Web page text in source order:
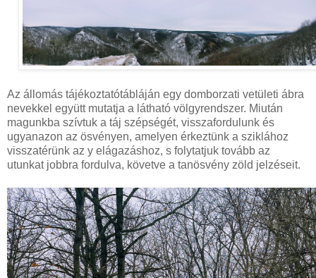
Az állomás tájékoztatótábláján egy domborzati vetületi ábra
nevekkel együtt mutatja a látható völgyrendszer. Miután
magunkba szívtuk a táj szépségét, visszafordulunk és
ugyanazon az ösvényen, amelyen érkeztünk a sziklához
visszatérünk az y elágazáshoz, s folytatjuk tovább az
utunkat jobbra fordulva, követve a tanösvény zöld jelzéseit.